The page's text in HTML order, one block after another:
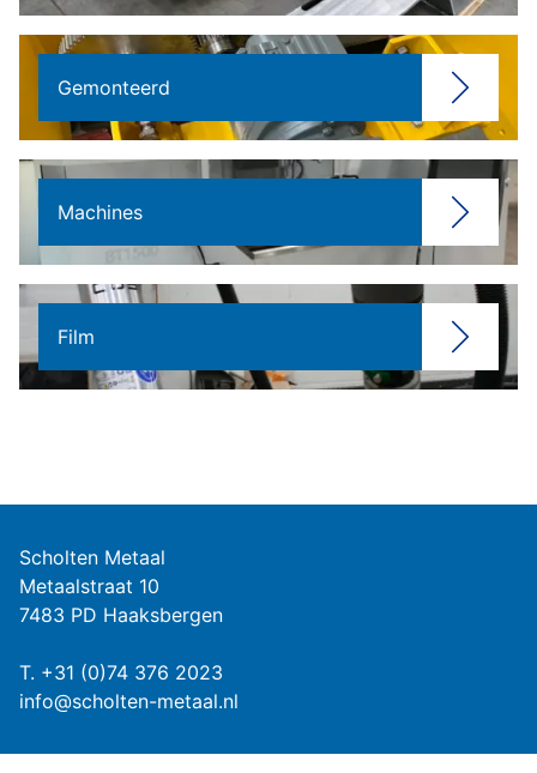
Gemonteerd
Machines
Film
Scholten Metaal
Metaalstraat 10
7483 PD Haaksbergen
T. +31 (0)74 376 2023
info@scholten-metaal.nl